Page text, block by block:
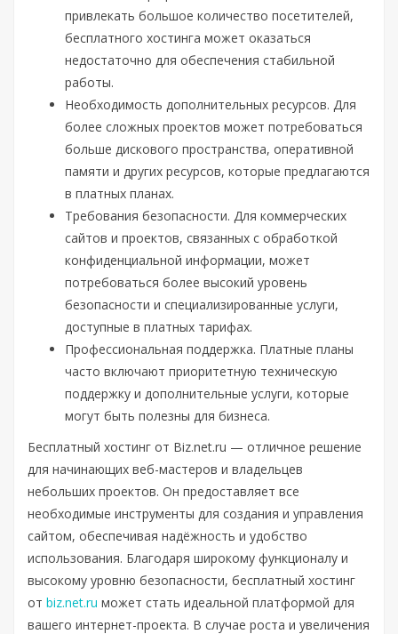
привлекать большое количество посетителей,
бесплатного хостинга может оказаться
недостаточно для обеспечения стабильной
работы.
Необходимость дополнительных ресурсов. Для
более сложных проектов может потребоваться
больше дискового пространства, оперативной
памяти и других ресурсов, которые предлагаются
в платных планах.
Требования безопасности. Для коммерческих
сайтов и проектов, связанных с обработкой
конфиденциальной информации, может
потребоваться более высокий уровень
безопасности и специализированные услуги,
доступные в платных тарифах.
Профессиональная поддержка. Платные планы
часто включают приоритетную техническую
поддержку и дополнительные услуги, которые
могут быть полезны для бизнеса.
Бесплатный хостинг от Biz.net.ru — отличное решение
для начинающих веб-мастеров и владельцев
небольших проектов. Он предоставляет все
необходимые инструменты для создания и управления
сайтом, обеспечивая надёжность и удобство
использования. Благодаря широкому функционалу и
высокому уровню безопасности, бесплатный хостинг
от biz.net.ru может стать идеальной платформой для
вашего интернет-проекта. В случае роста и увеличения